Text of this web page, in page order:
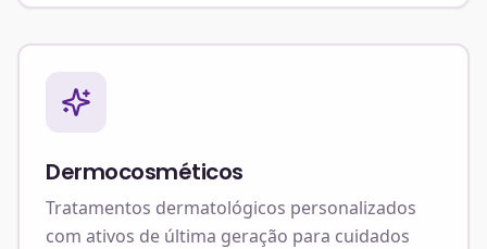
Dermocosméticos
Tratamentos dermatológicos personalizados
com ativos de última geração para cuidados